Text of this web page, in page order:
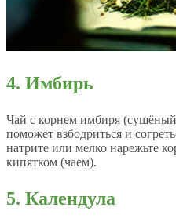
4. Имбирь
Чай с корнем имбиря
поможет взбодриться и
натрите или мелко нарежьте
кипятком (чаем).
5. Календула